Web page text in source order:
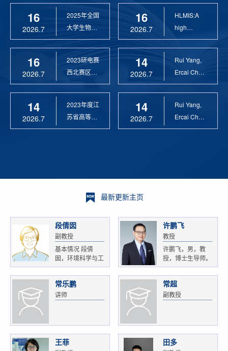
16
2026.7
2025年全国
大学生物联
网设计竞赛
16
2026.7
2023研电赛
西北赛区优
秀指导教师
14
2026.7
2023年度江
苏省高等学
校科学技术
16
2026.7
HLMIS:A
high
Resolution
14
2026.7
Rui Yang,
Ercai Chen
and
14
2026.7
Rui Yang,
Ercai Chen
and
最新更新主页
段倩囡
副教授
基本情况 段倩
囡，环境科学与工
程...
许鹏飞
教授
许鹏飞，男，教
授，博士生导师。
获...
常乐鹏
讲师
常超
副教授
王菲 田多